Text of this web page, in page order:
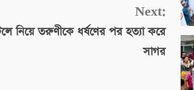
Next:
নিয়ে তরুণীকে ধর্ষণের পর হত্যা করে
সাগর